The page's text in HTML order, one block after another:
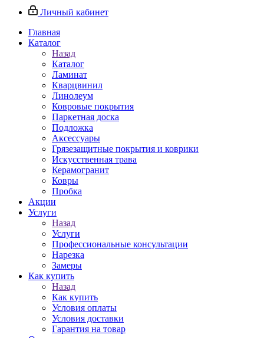
Личный кабинет
Главная
Каталог
Назад
Каталог
Ламинат
Кварцвинил
Линолеум
Ковровые покрытия
Паркетная доска
Подложка
Аксессуары
Грязезащитные покрытия и коврики
Искусственная трава
Керамогранит
Ковры
Пробка
Акции
Услуги
Назад
Услуги
Профессиональные консультации
Нарезка
Замеры
Как купить
Назад
Как купить
Условия оплаты
Условия доставки
Гарантия на товар